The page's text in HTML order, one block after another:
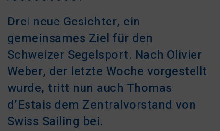
Drei neue Gesichter, ein
gemeinsames Ziel für den
Schweizer Segelsport. Nach Olivier
Weber, der letzte Woche vorgestellt
wurde, tritt nun auch Thomas
d’Estais dem Zentralvorstand von
Swiss Sailing bei.